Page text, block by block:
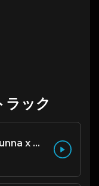
ラック
"Radio" - Future x Gunna x Don Toliver Type Beat 2026 | Melodic Trap | 171 bpm